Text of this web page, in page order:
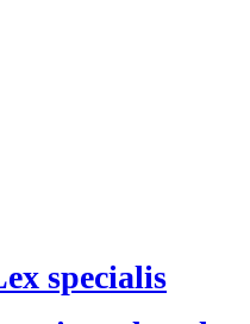
specialis